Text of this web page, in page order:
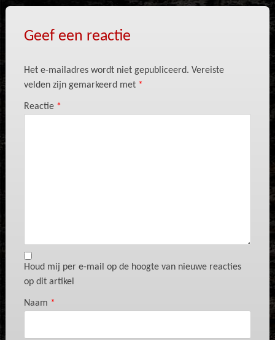
Geef een reactie
Het e-mailadres wordt niet gepubliceerd. Vereiste
velden zijn gemarkeerd met *
Reactie *
Houd mij per e-mail op de hoogte van nieuwe reacties
op dit artikel
Naam *